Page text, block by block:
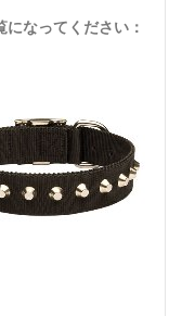
なってください：